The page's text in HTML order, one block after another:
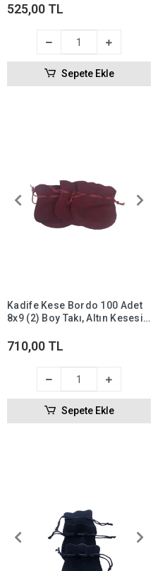
525,00 TL
Sepete Ekle
Kadife Kese Bordo 100 Adet
8x9 (2) Boy Takı, Altın Kesesi
710,00 TL
Sepete Ekle